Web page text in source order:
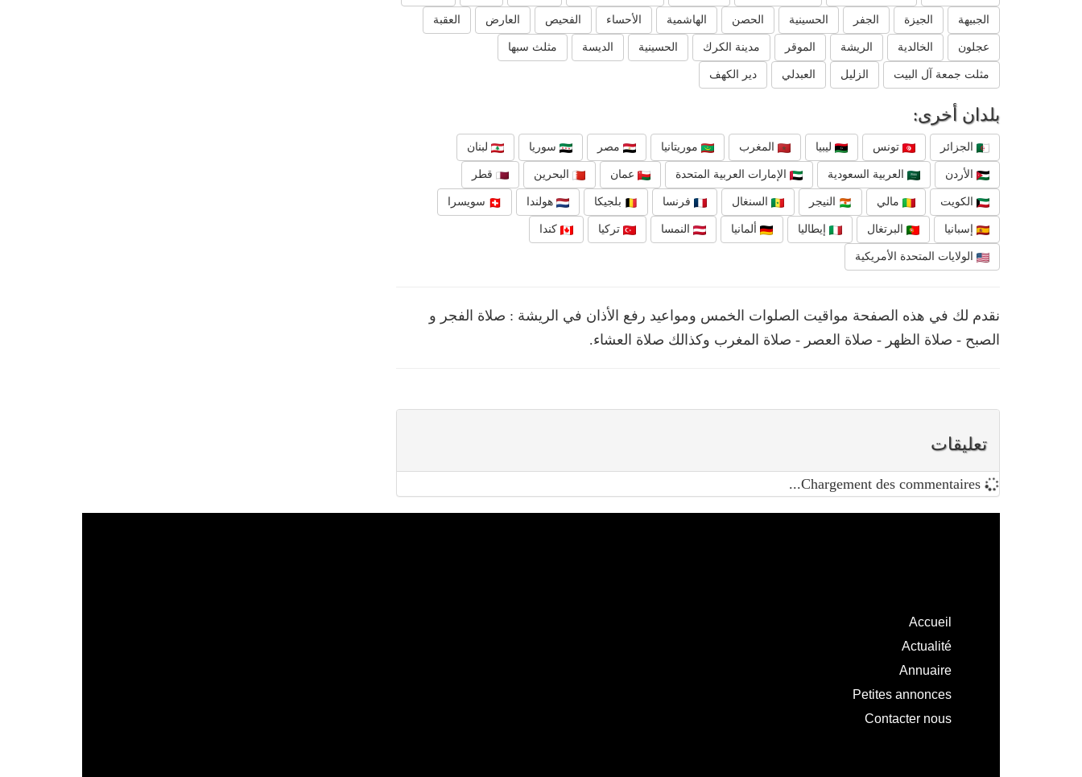
الجبيهة الجيزة الجفر الحسينية الحصن الهاشمية الأحساء الفحيص العارض العقبة
عجلون الخالدية الريشة الموقر مدينة الكرك الحسينية الديسة مثلث سبها
مثلت جمعة آل البيت الزليل العبدلي دير الكهف
بلدان أخرى:
الجزائر تونس ليبيا المغرب موريتانيا مصر سوريا لبنان
الأردن العربية السعودية الإمارات العربية المتحدة عمان البحرين قطر
الكويت مالي النيجر السنغال فرنسا بلجيكا هولندا سويسرا
إسبانيا البرتغال إيطاليا ألمانيا النمسا تركيا كندا
الولايات المتحدة الأمريكية
نقدم لك في هذه الصفحة مواقيت الصلوات الخمس ومواعيد رفع الأذان في الريشة : صلاة الفجر و
الصبح - صلاة الظهر - صلاة العصر - صلاة المغرب وكذالك صلاة العشاء.
تعليقات
Accueil
Actualité
Annuaire
Petites annonces
Contacter nous